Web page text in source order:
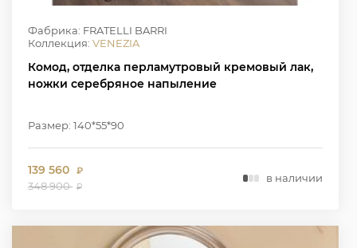
Фабрика: FRATELLI BARRI
Коллекция: VENEZIA
Комод, отделка перламутровый кремовый лак,
ножки серебряное напыление
Размер: 140*55*90
139 560 ₽
348 900 ₽
в наличии